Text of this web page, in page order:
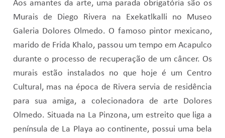
Aos amantes da arte, uma parada obrigatória são os
Murais de Diego Rivera na Exekatlkalli no Museo
Galeria Dolores Olmedo. O famoso pintor mexicano,
marido de Frida Khalo, passou um tempo em Acapulco
durante o processo de recuperação de um câncer. Os
murais estão instalados no que hoje é um Centro
Cultural, mas na época de Rivera servia de residência
para sua amiga, a colecionadora de arte Dolores
Olmedo. Situada na La Pinzona, um estreito que liga a
península de La Playa ao continente, possui uma bela